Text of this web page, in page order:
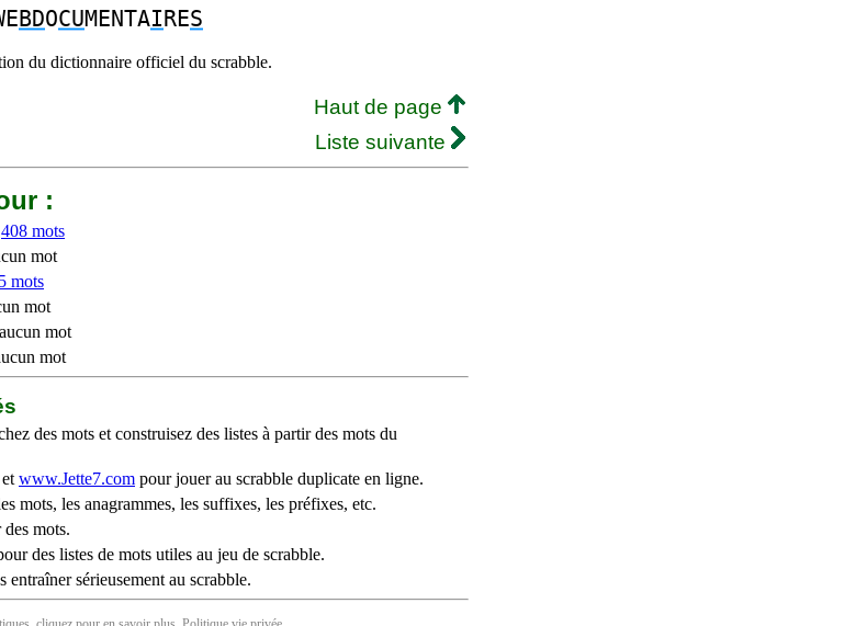
BDOCUMENTAIRES
du dictionnaire officiel du scrabble.
Haut de page
Liste suivante
:
408 mots
mot
5 mots
mot
mot
mot
des mots et construisez des listes à partir des mots du
et www.Jette7.com pour jouer au scrabble duplicate en ligne.
mots, les anagrammes, les suffixes, les préfixes, etc.
mots.
des listes de mots utiles au jeu de scrabble.
entraîner sérieusement au scrabble.